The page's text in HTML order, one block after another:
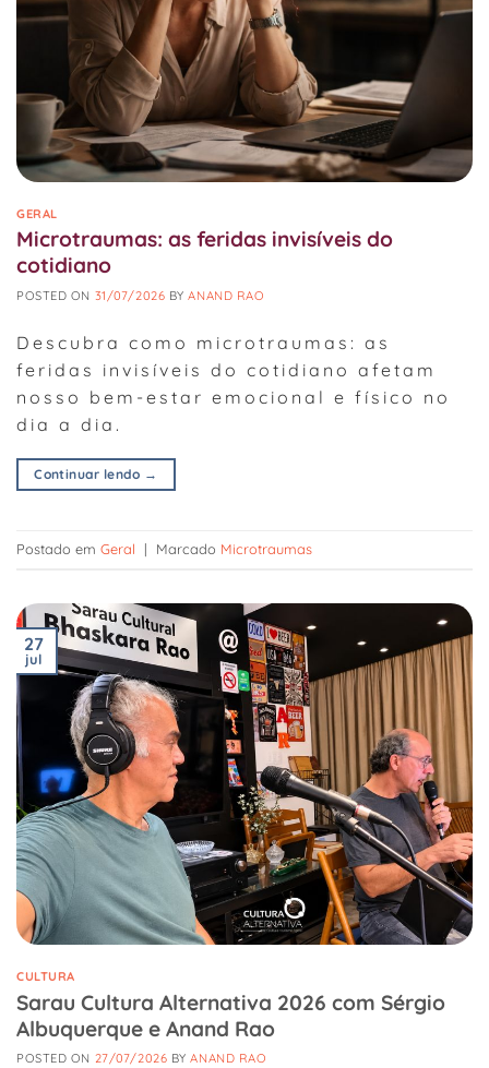
GERAL
Microtraumas: as feridas invisíveis do
cotidiano
POSTED ON 31/07/2026 BYANAND RAO
Descubra como microtraumas: as
feridas invisíveis do cotidiano afetam
nosso bem-estar emocional e físico no
dia a dia.
Continuar lendo →
Postado em Geral | Marcado Microtraumas
27
jul
CULTURA
Sarau Cultura Alternativa 2026 com Sérgio
Albuquerque e Anand Rao
POSTED ON 27/07/2026 BYANAND RAO